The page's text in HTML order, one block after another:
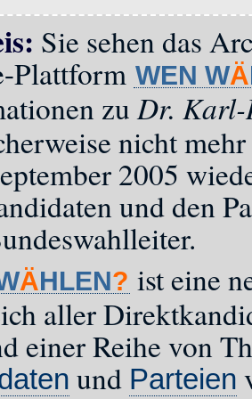
Sie sehen das
Plattform WEN WÄ
zuDr.
nicht
2005
und den
ÄHLEN? ist eine
aller
einer Reihe von
und Parteien